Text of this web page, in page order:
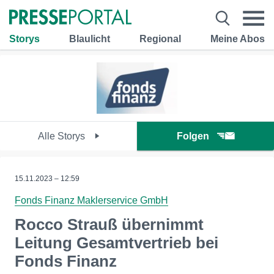
Storys Blaulicht Regional Meine Abos
Alle Storys Folgen
15.11.2023 – 12:59
Fonds Finanz Maklerservice GmbH
Rocco Strauß übernimmt
Leitung Gesamtvertrieb bei
Fonds Finanz